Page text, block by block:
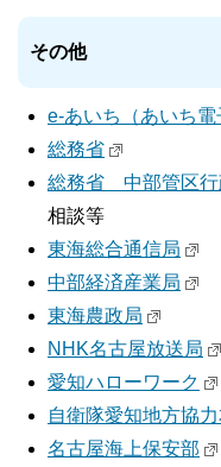
その他
e-あいち（あいち電
総務省
総務省 中部管区行
相談等
東海総合通信局
中部経済産業局
東海農政局
NHK名古屋放送局
愛知ハローワーク
自衛隊愛知地方協
名古屋海上保安部